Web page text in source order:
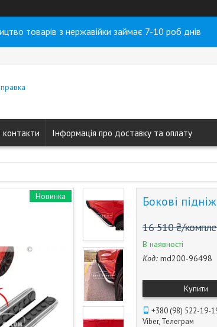
товарів з нержавійки займає 7-10 роб днів
контакти Інформація про доставку та оплату
Новинка Бокові
16 510 ₴/
В наявності
Код: md200-96498
Купити
+380 (98) 522-19-
Viber, Телеграм